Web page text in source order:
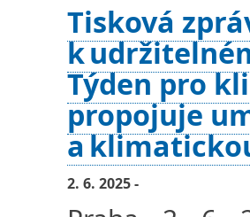
Tisková
k
Týden pro
propojuje
a
2. 6. 2025 -